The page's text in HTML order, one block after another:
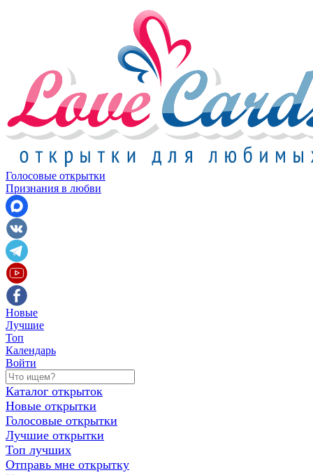
Голосовые открытки
Признания в любви
Новые
Лучшие
Топ
Календарь
Войти
Каталог открыток
Новые открытки
Голосовые открытки
Лучшие открытки
Топ лучших
Отправь мне открытку